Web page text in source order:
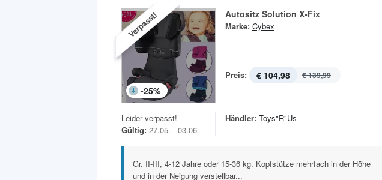
Verpasst!
-25%
Autositz Solution X-Fix
Marke: Cybex
Preis: € 104,98 € 139,99
Leider verpasst!
Gültig: 27.05. - 03.06.
Händler: Toys"R"Us
Gr. II-III, 4-12 Jahre oder 15-36 kg. Kopfstütze mehrfach in der Höhe
und in der Neigung verstellbar...